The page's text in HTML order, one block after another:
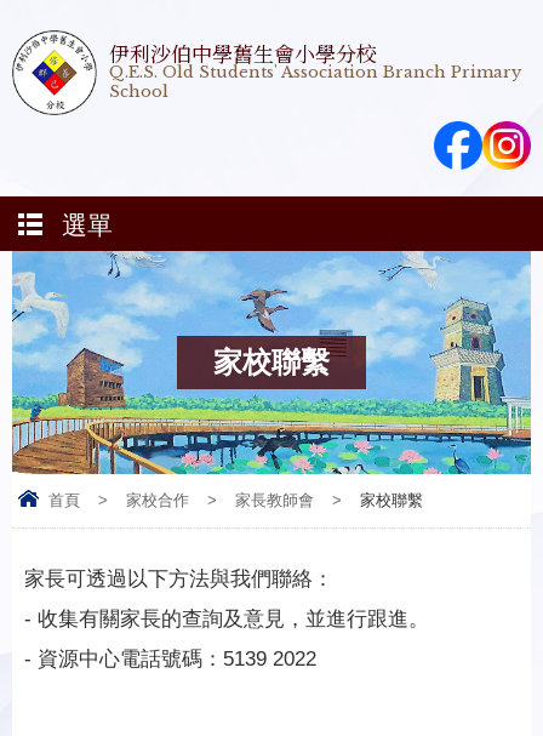
伊利沙伯中學舊生會小學分校
Q.E.S. Old Students' Association Branch Primary
School
選單
家校聯繫
首頁 > 家校合作 > 家長教師會 > 家校聯繫
家長可透過以下方法與我們聯絡：
- 收集有關家長的查詢及意見，並進行跟進。
- 資源中心電話號碼：5139 2022